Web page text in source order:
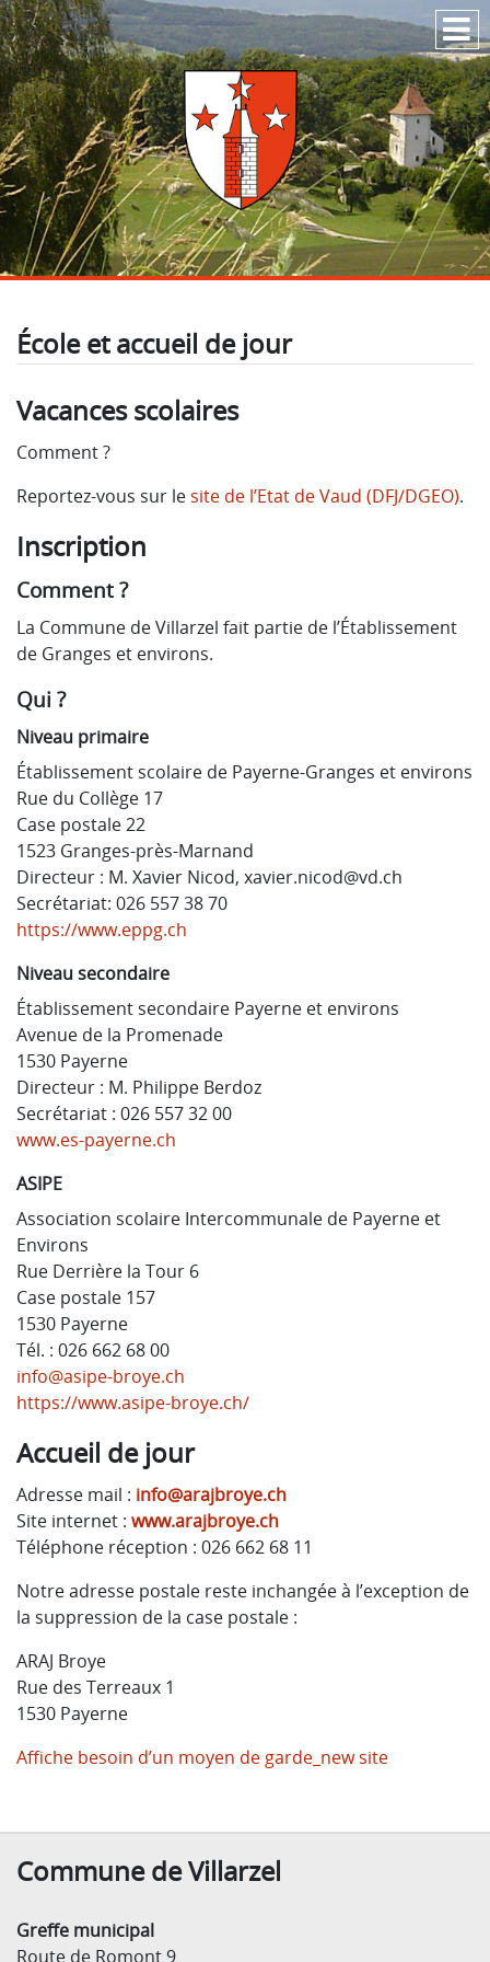
Passer au contenu
École et accueil de jour
Vacances scolaires
Comment ?
Reportez-vous sur lesite de l’Etat de Vaud (DFJ/DGEO).
Inscription
Comment ?
La Commune de Villarzel fait partie de l’Établissement
de Granges et environs.
Qui ?
Niveau primaire
Établissement scolaire de Payerne-Granges et environs
Rue du Collège 17
Case postale 22
1523 Granges-près-Marnand
Directeur : M. Xavier Nicod, xavier.nicod@vd.ch
Secrétariat: 026 557 38 70
https://www.eppg.ch
Niveau secondaire
Établissement secondaire Payerne et environs
Avenue de la Promenade
1530 Payerne
Directeur : M. Philippe Berdoz
Secrétariat : 026 557 32 00
www.es-payerne.ch
ASIPE
Association scolaire Intercommunale de Payerne et
Environs
Rue Derrière la Tour 6
Case postale 157
1530 Payerne
Tél. : 026 662 68 00
info@asipe-broye.ch
https://www.asipe-broye.ch/
Accueil de jour
Adresse mail : info@arajbroye.ch
Site internet : www.arajbroye.ch
Téléphone réception : 026 662 68 11
Notre adresse postale reste inchangée à l’exception de
la suppression de la case postale :
ARAJ Broye
Rue des Terreaux 1
1530 Payerne
Affiche besoin d’un moyen de garde_new site
Commune de Villarzel
Greffe municipal
Route de Romont 9